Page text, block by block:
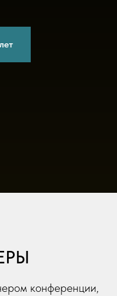
конференции,